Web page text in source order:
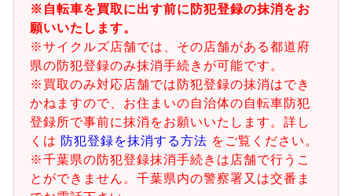
※自転車を買取に出す前に防犯登録の抹消をお
願いいたします。
※サイクルズ店舗では、その店舗がある都道府
県の防犯登録のみ抹消手続きが可能です。
※買取のみ対応店舗では防犯登録の抹消はでき
かねますので、お住まいの自治体の自転車防犯
登録所で事前に抹消をお願いいたします。詳し
くは 防犯登録を抹消する方法 をご覧ください。
※千葉県の防犯登録抹消手続きは店舗で行うこ
とができません。千葉県内の警察署又は交番ま